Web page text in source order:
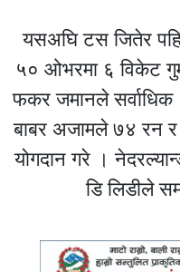
यसअघि टस जितेर
५० ओभरमा ६ विकेट
फकर जमानले
बाबर अजामले ७४ रन
योगदान गरे ।
डि लिडीले